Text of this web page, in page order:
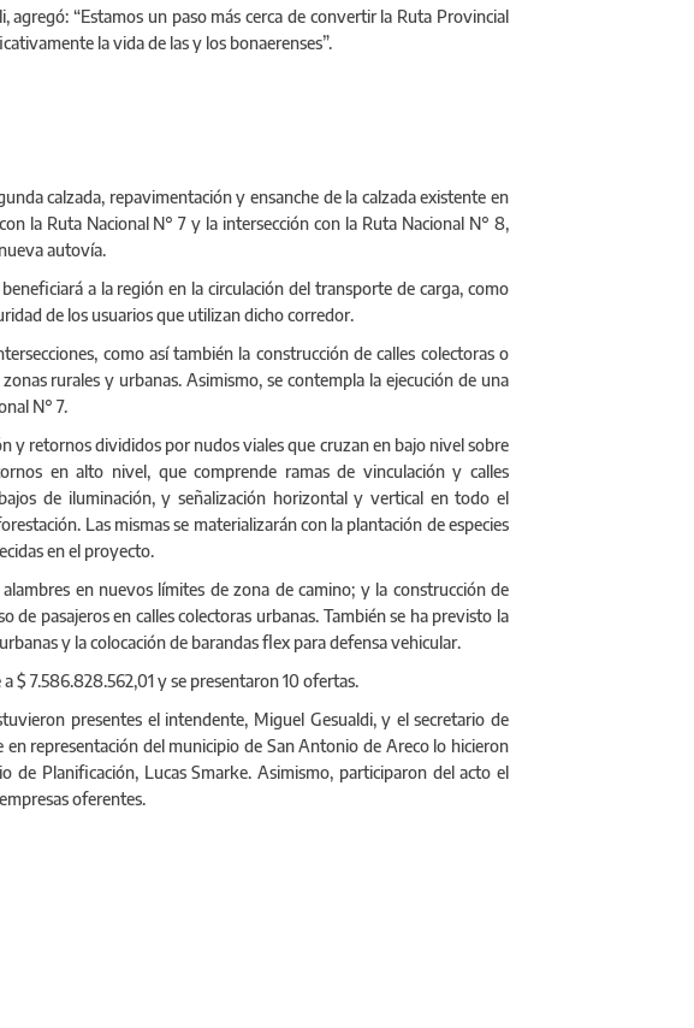
agregó: “Estamos un paso más cerca de convertir la Ruta Provincial
la vida de las y los bonaerenses”.
calzada, repavimentación y ensanche de la calzada existente en
la Ruta Nacional N° 7 y la intersección con la Ruta Nacional N° 8,
autovía.
a la región en la circulación del transporte de carga, como
de los usuarios que utilizan dicho corredor.
como así también la construcción de calles colectoras o
rurales y urbanas. Asimismo, se contempla la ejecución de una
N° 7.
y retornos divididos por nudos viales que cruzan en bajo nivel sobre
en alto nivel, que comprende ramas de vinculación y calles
de iluminación, y señalización horizontal y vertical en todo el
Las mismas se materializarán con la plantación de especies
en el proyecto.
en nuevos límites de zona de camino; y la construcción de
de pasajeros en calles colectoras urbanas. También se ha previsto la
y la colocación de barandas flex para defensa vehicular.
$ 7.586.828.562,01 y se presentaron 10 ofertas.
presentes el intendente, Miguel Gesualdi, y el secretario de
representación del municipio de San Antonio de Areco lo hicieron
de Planificación, Lucas Smarke. Asimismo, participaron del acto el
oferentes.